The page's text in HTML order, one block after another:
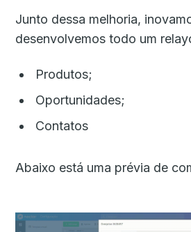
Junto dessa melhoria,
desenvolvemos todo um
Produtos;
Oportunidades;
Contatos
Abaixo está uma prévia de